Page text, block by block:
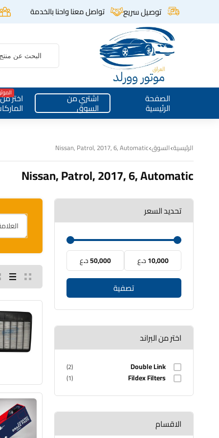
توصيل سريع تواصل معنا واحنا بالخدمة
الصفحة
الرئيسية
اشتري من
السوق
اختر من
الرئيسية السوق Nissan, Patrol, 2017, 6, Automatic
Nissan, Patrol, 2017, 6, Automatic
تحديد السعر
تصفية
10,000 د.ع 50,000 د.ع
اختر من البراند
Double Link
(2)
Fildex Filters
(1)
الاقسام